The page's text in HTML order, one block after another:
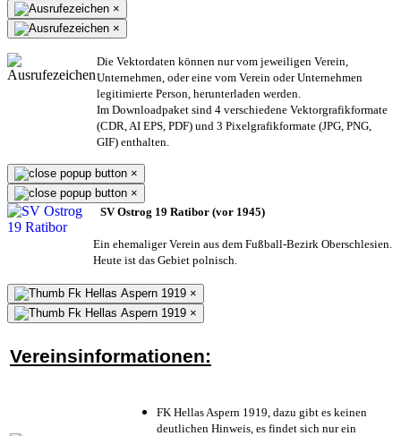
×
×
Die Vektordaten können nur vom jeweiligen Verein,
Unternehmen, oder eine vom Verein oder Unternehmen
legitimierte Person, herunterladen werden.
Im Downloadpaket sind 4 verschiedene Vektorgrafikformate
(CDR, AI EPS, PDF) und 3 Pixelgrafikformate (JPG, PNG,
GIF) enthalten.
×
×
SV Ostrog 19 Ratibor (vor 1945)
Ein ehemaliger Verein aus dem Fußball-Bezirk Oberschlesien.
Heute ist das Gebiet polnisch.
×
×
Vereinsinformationen:
FK Hellas Aspern 1919, dazu gibt es keinen
deutlichen Hinweis, es findet sich nur ein